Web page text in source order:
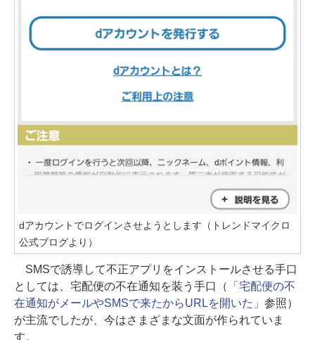
dアカウントでログインさせようとします（トレンドマイクロ
公式ブログより）
SMSで誘導して不正アプリをインストールさせる手口
としては、宅配便の不在通知を装う手口（
「宅配便の不
在通知がメールやSMSで来たからURLを開いた」 参照）
が主流でしたが、今はさまざまな文面が作られていま
す。